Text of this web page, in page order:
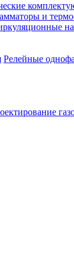
и
Релейные